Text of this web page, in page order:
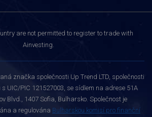
are not permitted to register to trade with
Ainvesting.
značka společnosti Up Trend LTD, společnosti
UIC/PIC 121527003, se sídlem na adrese 51A
Blvd., 1407 Sofia, Bulharsko. Společnost je
a regulována Bulharskou komisí pro finanční